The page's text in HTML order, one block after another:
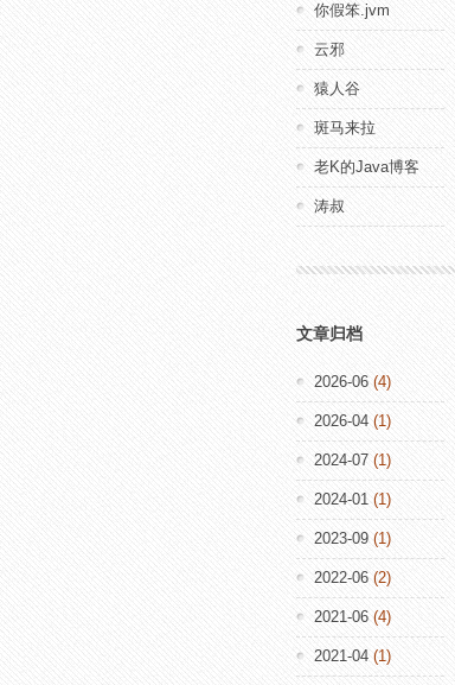
你假笨.jvm
云邪
猿人谷
斑马来拉
老K的Java博客
涛叔
文章归档
2026-06 (4)
2026-04 (1)
2024-07 (1)
2024-01 (1)
2023-09 (1)
2022-06 (2)
2021-06 (4)
2021-04 (1)